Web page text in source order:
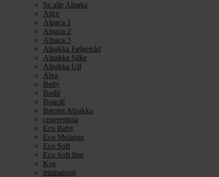
Se alle Alpaka
Alice
Alpaca 1
Alpaca 2
Alpaca 3
Alpakka Følgetråd
Alpakka Silke
Alpakka Ull
Alva
Betty
Bodil
Bouclé
Børstet Alpakka
cenerentola
Eco Baby
Eco Melange
Eco Soft
Eco Soft fine
Kos
midnatssol